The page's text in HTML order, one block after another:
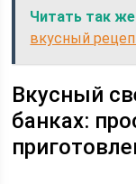
Читать так
вкусный
Вкусный
банках: